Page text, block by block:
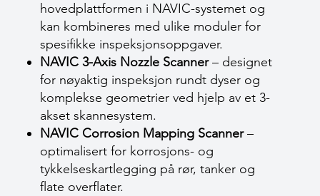
hovedplattformen i NAVIC-systemet og
kan kombineres med ulike moduler for
spesifikke inspeksjonsoppgaver.
NAVIC 3-Axis Nozzle Scanner– designet
for nøyaktig inspeksjon rundt dyser og
komplekse geometrier ved hjelp av et 3-
akset skannesystem.
NAVIC Corrosion Mapping Scanner–
optimalisert for korrosjons- og
tykkelseskartlegging på rør, tanker og
flate overflater.